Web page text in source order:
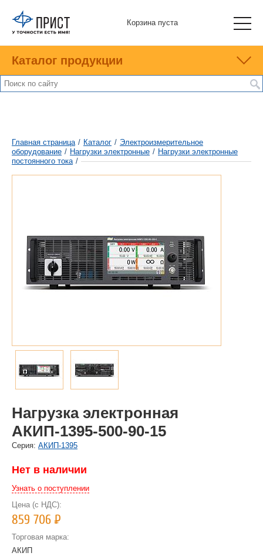
Корзина пуста
Каталог продукции
Главная страница / Каталог / Электроизмерительное
оборудование / Нагрузки электронные / Нагрузки электронные
постоянного тока /
Нагрузка электронная
АКИП-1395-500-90-15
Cерия: АКИП-1395
Нет в наличии
Узнать о поступлении
Цена (с НДС):
859 706Р
Торговая марка:
АКИП